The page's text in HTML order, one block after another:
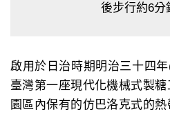
後步行約6分
啟用於日治時期明治三十四
臺灣第一座現代化機械式製
園區內保有的仿巴洛克式的